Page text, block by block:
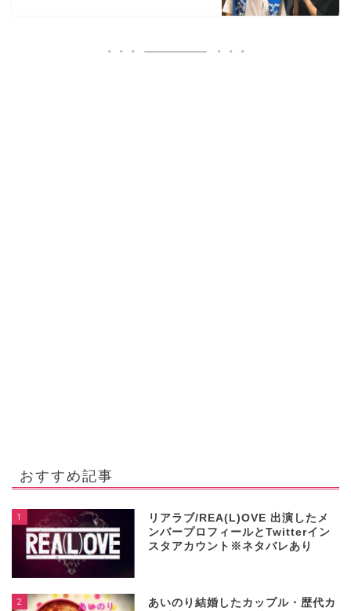
おすすめ記事
1
リアラブ/REA(L)OVE 出演したメ
ンバープロフィールとTwitterイン
スタアカウント※ネタバレあり
2
あいのり結婚したカップル・歴代カ